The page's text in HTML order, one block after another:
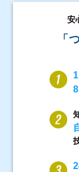
安
「